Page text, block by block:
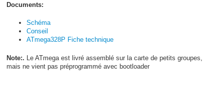
Documents:
Schéma
Conseil
ATmega328P Fiche technique
Note:. Le ATmega est livré assemblé sur la carte de petits groupes,
mais ne vient pas préprogrammé avec bootloader